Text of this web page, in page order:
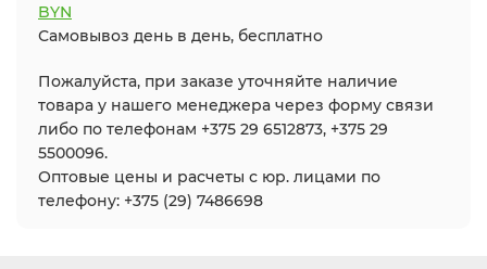
BYN
Самовывоз день в день, бесплатно
Пожалуйста, при заказе уточняйте наличие
товара у нашего менеджера через форму связи
либо по телефонам +375 29 6512873, +375 29
5500096.
Оптовые цены и расчеты с юр. лицами по
телефону: +375 (29) 7486698